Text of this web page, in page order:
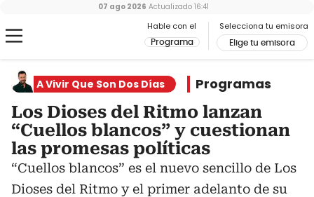
Hable con el
Programa
Selecciona tu emisora
Elige tu emisora
07 ago 2026 Actualizado 16:41
A Vivir Que Son Dos Días Programas
Los Dioses del Ritmo lanzan
“Cuellos blancos” y cuestionan
las promesas políticas
“Cuellos blancos” es el nuevo sencillo de Los
Dioses del Ritmo y el primer adelanto de su